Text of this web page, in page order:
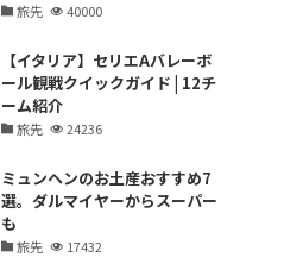
旅先 40000
【イタリア】セリエAバレーボ
ール観戦クイックガイド | 12チ
ーム紹介
旅先 24236
ミュンヘンのお土産おすすめ7
選。ダルマイヤーからスーパー
も
旅先 17432